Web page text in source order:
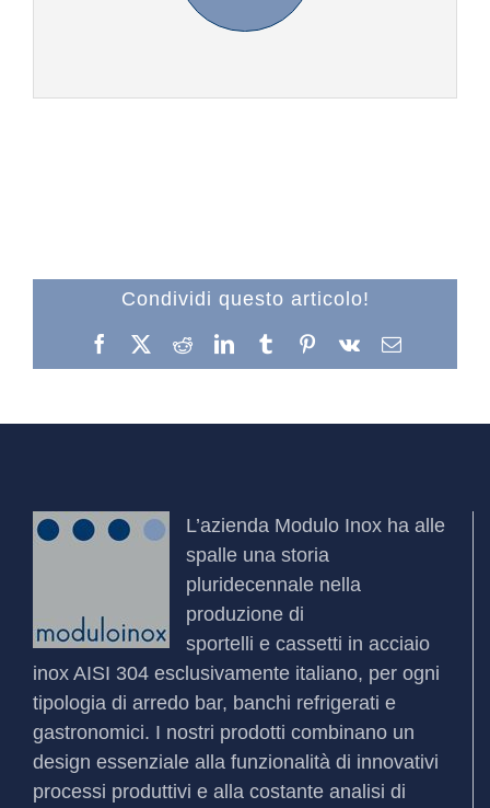
Condividi questo articolo!
Facebook
X RedditLinkedInTumblrPinterest
Vk Email
L’azienda Modulo Inox ha alle
spalle una storia
pluridecennale nella
produzione di
sportelli e cassetti in acciaio
inox AISI 304 esclusivamente italiano, per ogni
tipologia di arredo bar, banchi refrigerati e
gastronomici. I nostri prodotti combinano un
design essenziale alla funzionalità di innovativi
processi produttivi e alla costante analisi di